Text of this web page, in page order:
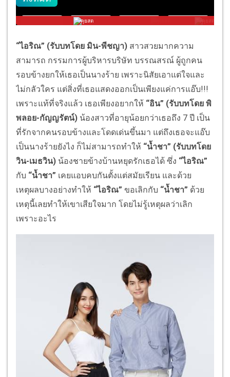
“ไอริณ” (รับบทโดย มิน-พีชญา) สาวสวยมากความ
สามารถ กรรมการผู้บริหารบริษัท บรรณสรณ์ ผู้ถูกคน
รอบข้างยกให้เธอเป็นนางร้าย เพราะนิสัยเอาแต่ใจและ
ไม่กลัวใคร แต่สิ่งที่เธอแสดงออกเป็นเพียงแค่การแอ๊บ!!!
เพราะแท้ที่จริงแล้ว เธอเพียงอยากให้ “อิน” (รับบทโดย พิ
พลอย-กัญญรัตน์) น้องสาวที่อายุน้อยกว่าเธอถึง 7 ปี เป็น
ที่รักจากคนรอบข้างและโดดเด่นขึ้นมา แต่ถึงเธอจะแอ๊บ
เป็นนางร้ายยังไง ก็ไม่สามารถทำให้ “น้ำชา” (รับบทโดย
วิน-เมธวิน) น้องชายข้างบ้านหยุดรักเธอได้ ซึ่ง “ไอริณ”
กับ “น้ำชา” เคยแอบคบกันตั้งแต่สมัยเรียน และด้วย
เหตุผลบางอย่างทำให้ “ไอริณ” ขอเลิกกับ “น้ำชา” ด้วย
เหตุนี้เลยทำให้เขาเสียใจมาก โดยไม่รู้เหตุผลว่าเลิก
เพราะอะไร